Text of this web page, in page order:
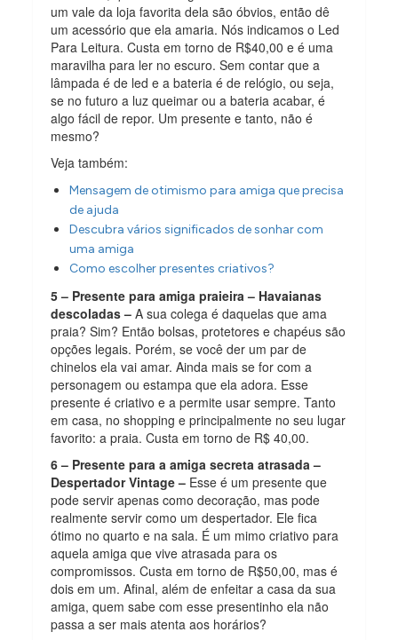
um vale da loja favorita dela são óbvios, então dê
um acessório que ela amaria. Nós indicamos o Led
Para Leitura. Custa em torno de R$40,00 e é uma
maravilha para ler no escuro. Sem contar que a
lâmpada é de led e a bateria é de relógio, ou seja,
se no futuro a luz queimar ou a bateria acabar, é
algo fácil de repor. Um presente e tanto, não é
mesmo?
Veja também:
Mensagem de otimismo para amiga que precisa
de ajuda
Descubra vários significados de sonhar com
uma amiga
Como escolher presentes criativos?
5 – Presente para amiga praieira – Havaianas
descoladas –A sua colega é daquelas que ama
praia? Sim? Então bolsas, protetores e chapéus são
opções legais. Porém, se você der um par de
chinelos ela vai amar. Ainda mais se for com a
personagem ou estampa que ela adora. Esse
presente é criativo e a permite usar sempre. Tanto
em casa, no shopping e principalmente no seu lugar
favorito: a praia. Custa em torno de R$ 40,00.
6 – Presente para a amiga secreta atrasada –
Despertador Vintage – Esse é um presente que
pode servir apenas como decoração, mas pode
realmente servir como um despertador. Ele fica
ótimo no quarto e na sala. É um mimo criativo para
aquela amiga que vive atrasada para os
compromissos. Custa em torno de R$50,00, mas é
dois em um. Afinal, além de enfeitar a casa da sua
amiga, quem sabe com esse presentinho ela não
passa a ser mais atenta aos horários?